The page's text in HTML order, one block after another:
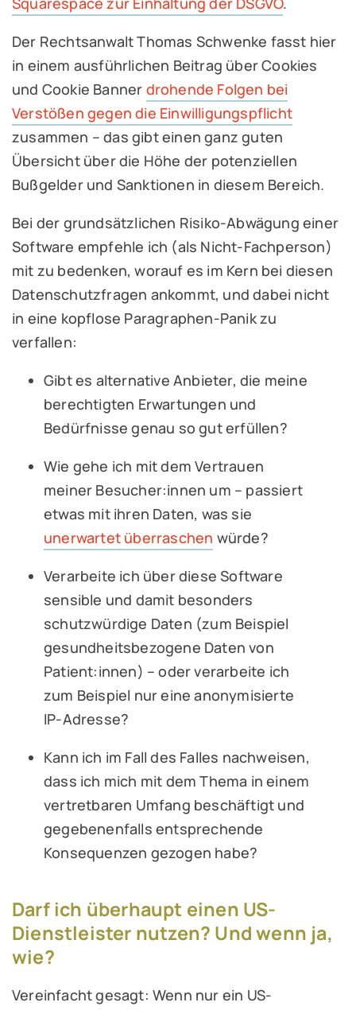
Der Rechtsanwalt Thomas Schwenke fasst hier
in einem ausführlichen Beitrag über Cookies
und Cookie Banner drohende Folgen bei
Verstößen gegen die Einwilligungspflicht
zusammen – das gibt einen ganz guten
Übersicht über die Höhe der potenziellen
Bußgelder und Sanktionen in diesem Bereich.
Bei der grundsätzlichen Risiko-Abwägung einer
Software empfehle ich (als Nicht-Fachperson)
mit zu bedenken, worauf es im Kern bei diesen
Datenschutzfragen ankommt, und dabei nicht
in eine kopflose Paragraphen-Panik zu
verfallen:
Gibt es alternative Anbieter, die meine
berechtigten Erwartungen und
Bedürfnisse genau so gut erfüllen?
Wie gehe ich mit dem Vertrauen
meiner Besucher:innen um – passiert
etwas mit ihren Daten, was sie
unerwartet überraschen würde?
Verarbeite ich über diese Software
sensible und damit besonders
schutzwürdige Daten (zum Beispiel
gesundheitsbezogene Daten von
Patient:innen) – oder verarbeite ich
zum Beispiel nur eine anonymisierte
IP-Adresse?
Kann ich im Fall des Falles nachweisen,
dass ich mich mit dem Thema in einem
vertretbaren Umfang beschäftigt und
gegebenenfalls entsprechende
Konsequenzen gezogen habe?
Darf ich überhaupt einen US-
Dienstleister nutzen? Und wenn ja,
wie?
Vereinfacht gesagt: Wenn nur ein US-